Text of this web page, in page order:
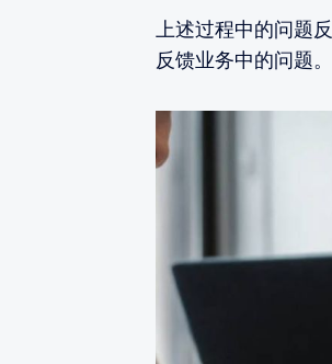
上述过程中的问题
反馈业务中的问题。